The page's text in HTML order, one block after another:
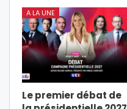
A LA UNE
Le premier débat de